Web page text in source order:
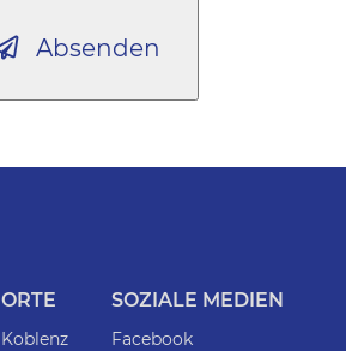
Absenden
ORTE
Koblenz
SOZIALE MEDIEN
Facebook